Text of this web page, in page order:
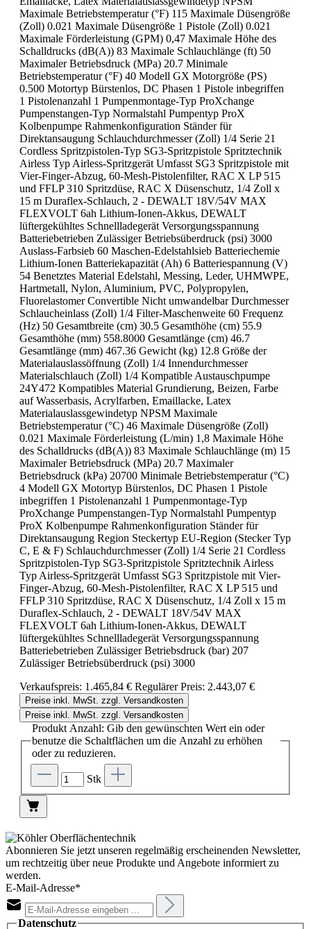
Maximale Betriebstemperatur (°F) 115 Maximale Düsengröße
(Zoll) 0.021 Maximale Düsengröße 1 Pistole (Zoll) 0.021
Maximale Förderleistung (GPM) 0,47 Maximale Höhe des
Schalldrucks (dB(A)) 83 Maximale Schlauchlänge (ft) 50
Maximaler Betriebsdruck (MPa) 20.7 Minimale
Betriebstemperatur (°F) 40 Modell GX Motorgröße (PS)
0.500 Motortyp Bürstenlos, DC Phasen 1 Pistole inbegriffen
1 Pistolenanzahl 1 Pumpenmontage-Typ ProXchange
Pumpenstangen-Typ Normalstahl Pumpentyp ProX
Kolbenpumpe Rahmenkonfiguration Ständer für
Direktansaugung Schlauchdurchmesser (Zoll) 1/4 Serie 21
Cordless Spritzpistolen-Typ SG3-Spritzpistole Spritztechnik
Airless Typ Airless-Spritzgerät Umfasst SG3 Spritzpistole mit
Vier-Finger-Abzug, 60-Mesh-Pistolenfilter, RAC X LP 515
und FFLP 310 Spritzdüse, RAC X Düsenschutz, 1/4 Zoll x
15 m Duraflex-Schlauch, 2 - DEWALT 18V/54V MAX
FLEXVOLT 6ah Lithium-Ionen-Akkus, DEWALT
lüftergekühltes Schnellladegerät Versorgungsspannung
Batteriebetrieben Zulässiger Betriebsüberdruck (psi) 3000
Auslass-Farbsieb 60 Maschen-Edelstahlsieb Batteriechemie
Lithium-Ionen Batteriekapazität (Ah) 6 Batteriespannung (V)
54 Benetztes Material Edelstahl, Messing, Leder, UHMWPE,
Hartmetall, Nylon, Aluminium, PVC, Polypropylen,
Fluorelastomer Convertible Nicht umwandelbar Durchmesser
Schlaucheinlass (Zoll) 1/4 Filter-Maschenweite 60 Frequenz
(Hz) 50 Gesamtbreite (cm) 30.5 Gesamthöhe (cm) 55.9
Gesamthöhe (mm) 558.8000 Gesamtlänge (cm) 46.7
Gesamtlänge (mm) 467.36 Gewicht (kg) 12.8 Größe der
Materialauslassöffnung (Zoll) 1/4 Innendurchmesser
Materialschlauch (Zoll) 1/4 Kompatible Austauschpumpe
24Y472 Kompatibles Material Grundierung, Beizen, Farbe
auf Wasserbasis, Acrylfarben, Emaillacke, Latex
Materialauslassgewindetyp NPSM Maximale
Betriebstemperatur (°C) 46 Maximale Düsengröße (Zoll)
0.021 Maximale Förderleistung (L/min) 1,8 Maximale Höhe
des Schalldrucks (dB(A)) 83 Maximale Schlauchlänge (m) 15
Maximaler Betriebsdruck (MPa) 20.7 Maximaler
Betriebsdruck (kPa) 20700 Minimale Betriebstemperatur (°C)
4 Modell GX Motortyp Bürstenlos, DC Phasen 1 Pistole
inbegriffen 1 Pistolenanzahl 1 Pumpenmontage-Typ
ProXchange Pumpenstangen-Typ Normalstahl Pumpentyp
ProX Kolbenpumpe Rahmenkonfiguration Ständer für
Direktansaugung Region Steckertyp EU-Region (Stecker Typ
C, E & F) Schlauchdurchmesser (Zoll) 1/4 Serie 21 Cordless
Spritzpistolen-Typ SG3-Spritzpistole Spritztechnik Airless
Typ Airless-Spritzgerät Umfasst SG3 Spritzpistole mit Vier-
Finger-Abzug, 60-Mesh-Pistolenfilter, RAC X LP 515 und
FFLP 310 Spritzdüse, RAC X Düsenschutz, 1/4 Zoll x 15 m
Duraflex-Schlauch, 2 - DEWALT 18V/54V MAX
FLEXVOLT 6ah Lithium-Ionen-Akkus, DEWALT
lüftergekühltes Schnellladegerät Versorgungsspannung
Batteriebetrieben Zulässiger Betriebsdruck (bar) 207
Zulässiger Betriebsüberdruck (psi) 3000
Verkaufspreis: 1.465,84 € Regulärer Preis: 2.443,07 €
Preise inkl. MwSt. zzgl. Versandkosten
Preise inkl. MwSt. zzgl. Versandkosten
Produkt Anzahl: Gib den gewünschten Wert ein oder
benutze die Schaltflächen um die Anzahl zu erhöhen
oder zu reduzieren.
Stk
Abonnieren Sie jetzt unseren regelmäßig erscheinenden Newsletter,
um rechtzeitig über neue Produkte und Angebote informiert zu
werden.
E-Mail-Adresse*
Datenschutz